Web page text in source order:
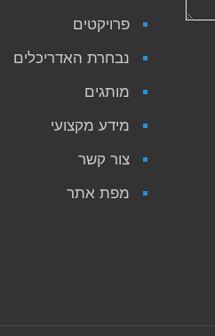
פרויקטים
נבחרת האדריכלים
מותגים
מידע מקצועי
צור קשר
מפת אתר